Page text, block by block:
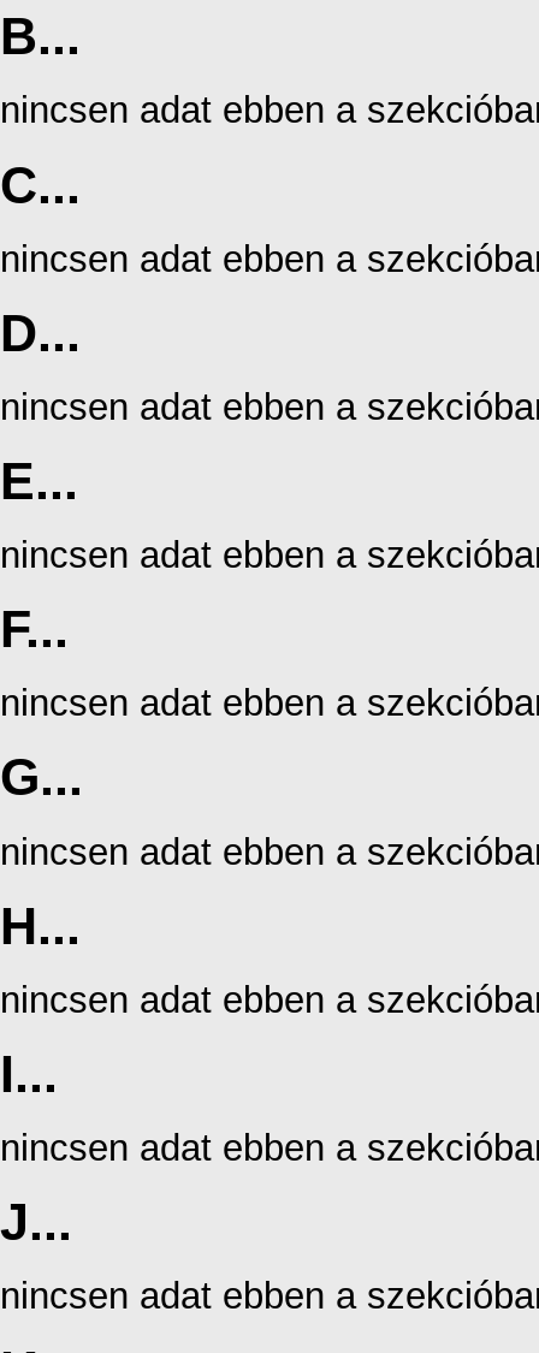
B...
nincsen adat ebben a
C...
nincsen adat ebben a
D...
nincsen adat ebben a
E...
nincsen adat ebben a
F...
nincsen adat ebben a
G...
nincsen adat ebben a
H...
nincsen adat ebben a
I...
nincsen adat ebben a
J...
nincsen adat ebben a